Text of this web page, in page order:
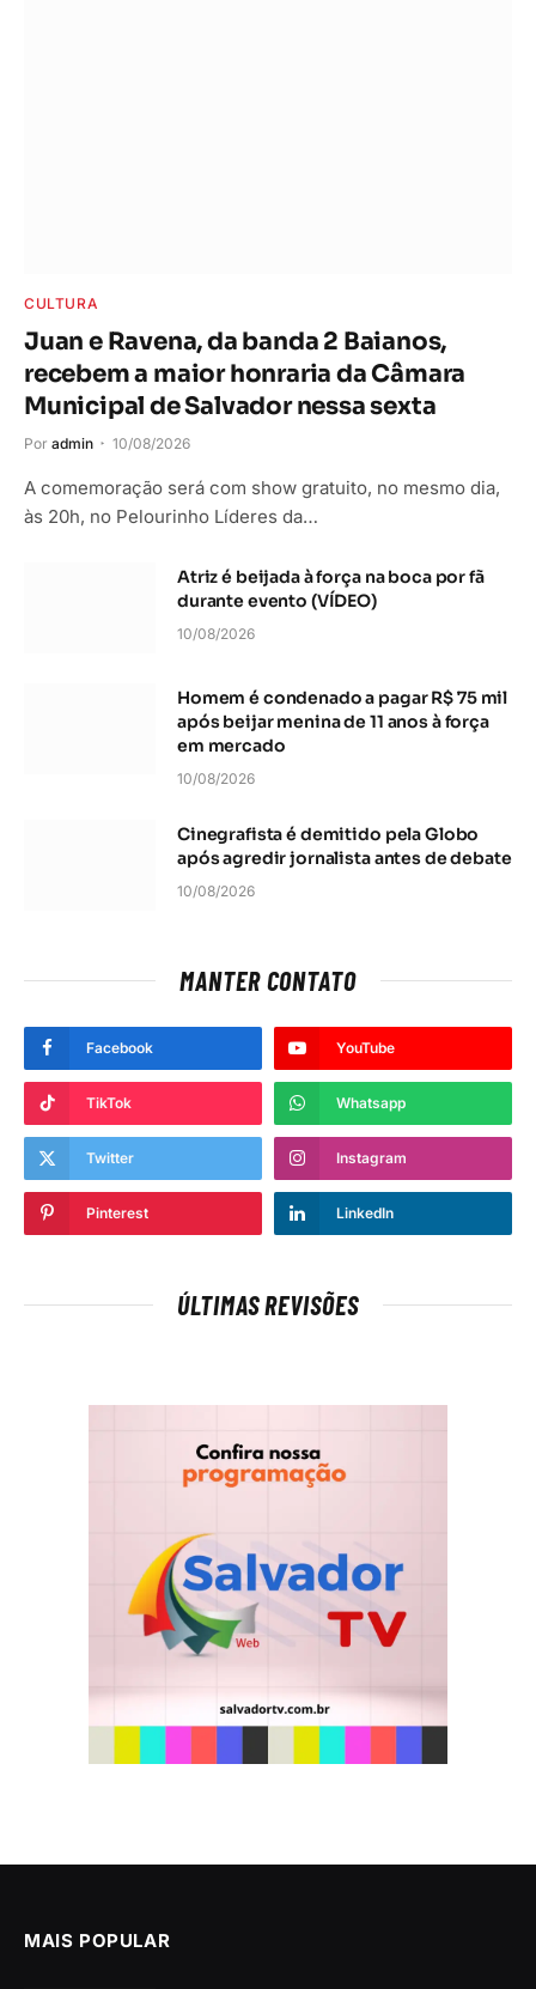
CULTURA
Juan e Ravena, da banda 2 Baianos,
recebem a maior honraria da Câmara
Municipal de Salvador nessa sexta
Por admin 10/08/2026
A comemoração será com show gratuito, no mesmo dia,
às 20h, no Pelourinho Líderes da…
Atriz é beijada à força na boca por fã
durante evento (VÍDEO)
10/08/2026
Homem é condenado a pagar R$ 75 mil
após beijar menina de 11 anos à força
em mercado
10/08/2026
Cinegrafista é demitido pela Globo
após agredir jornalista antes de debate
10/08/2026
MANTER CONTATO
Facebook YouTube
TikTok Whatsapp
Twitter Instagram
Pinterest LinkedIn
ÚLTIMAS REVISÕES
MAIS POPULAR